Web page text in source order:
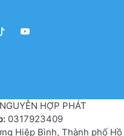
HỢP PHÁT
0317923409
Hiệp Bình, Thành phố Hồ